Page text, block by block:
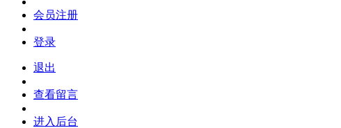
会员注册
登录
退出
查看留言
进入后台